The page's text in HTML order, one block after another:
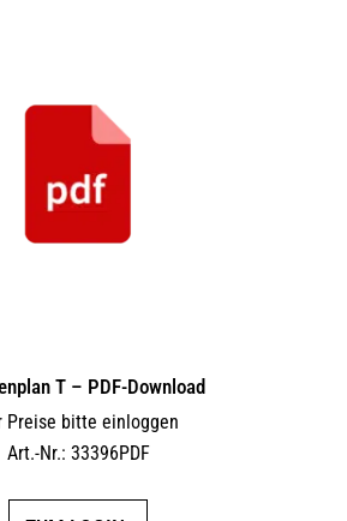
T – PDF-Download
Preise bitte einloggen
Art.-Nr.: 33396PDF